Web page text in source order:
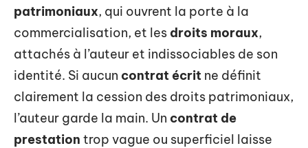
patrimoniaux, qui ouvrent la porte à la
commercialisation, et les droits moraux,
attachés à l’auteur et indissociables de son
identité. Si aucun contrat écrit ne définit
clairement la cession des droits patrimoniaux,
l’auteur garde la main. Un contrat de
prestation trop vague ou superficiel laisse